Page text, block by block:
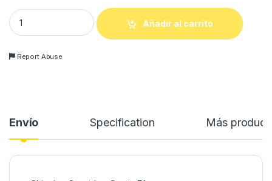
BASE SEMI MATE quantity
Añadir al carrito
Report Abuse
Envío Specification Más